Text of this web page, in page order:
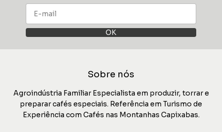
Sobre nós
Agroindústria Familiar Especialista em produzir, torrar e
preparar cafés especiais. Referência em Turismo de
Experiência com Cafés nas Montanhas Capixabas.